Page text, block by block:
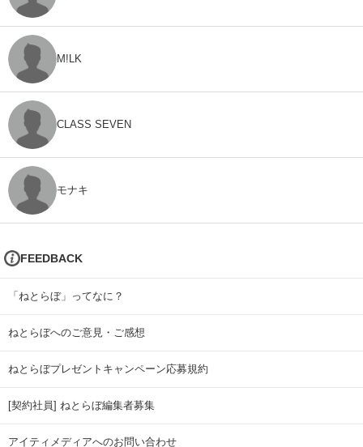
M!LK
CLASS SEVEN
モナキ
FEEDBACK
「ねとらぼ」ってなに？
ねとらぼへのご意見・ご感想
ねとらぼプレゼントキャンペーン応募規約
[契約社員] ねとらぼ編集者募集
アイティメディアへのお問い合わせ